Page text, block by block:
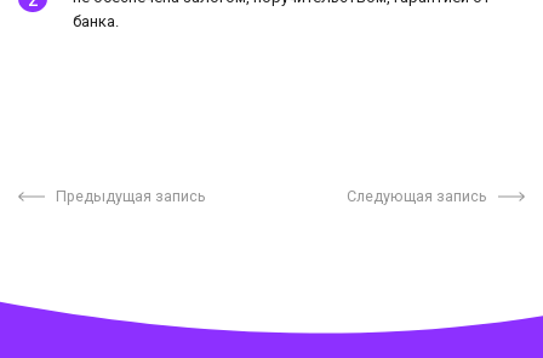
банка.
Предыдущая запись Следующая запись